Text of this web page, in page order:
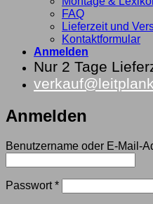
FAQ
Lieferzeit und
Kontaktformular
Anmelden
Nur 2 Tage
Anmelden
Benutzername oder E-Mail-
Passwort*Erforderlich